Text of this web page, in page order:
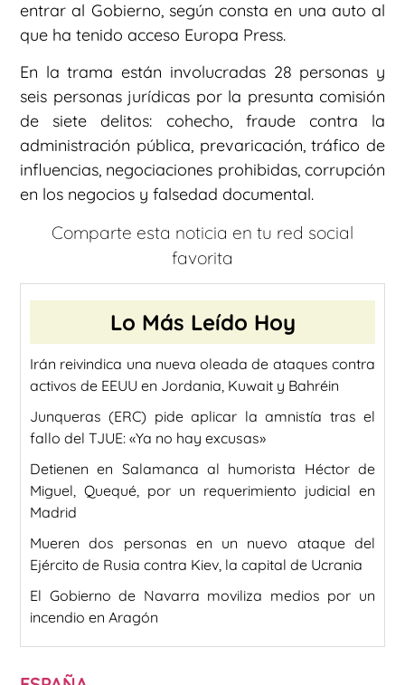
entrar al Gobierno, según consta en una auto al
que ha tenido acceso Europa Press.
En la trama están involucradas 28 personas y
seis personas jurídicas por la presunta comisión
de siete delitos: cohecho, fraude contra la
administración pública, prevaricación, tráfico de
influencias, negociaciones prohibidas, corrupción
en los negocios y falsedad documental.
Comparte esta noticia en tu red social
favorita
Lo Más Leído Hoy
Irán reivindica una nueva oleada de ataques contra
activos de EEUU en Jordania, Kuwait y Bahréin
Junqueras (ERC) pide aplicar la amnistía tras el
fallo del TJUE: «Ya no hay excusas»
Detienen en Salamanca al humorista Héctor de
Miguel, Quequé, por un requerimiento judicial en
Madrid
Mueren dos personas en un nuevo ataque del
Ejército de Rusia contra Kiev, la capital de Ucrania
El Gobierno de Navarra moviliza medios por un
incendio en Aragón